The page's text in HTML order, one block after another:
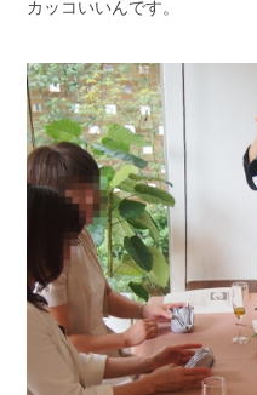
カッコいいんです。